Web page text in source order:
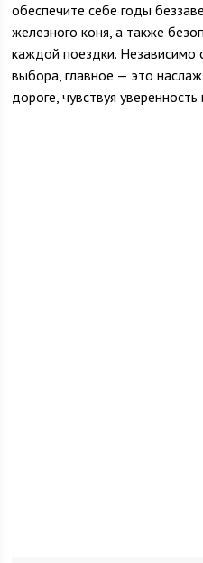
обеспечите себе годы
железного коня, а также
каждой поездки. Независимо
выбора, главное — это
дороге, чувствуя